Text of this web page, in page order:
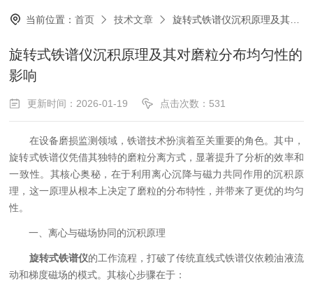
当前位置：首页 技术文章 旋转式铁谱仪沉积原理及其对磨粒分布均匀性的影响
旋转式铁谱仪沉积原理及其对磨粒分布均匀性的
影响
更新时间：2026-01-19 点击次数：531
在设备磨损监测领域，铁谱技术扮演着至关重要的角色。其中，
旋转式铁谱仪凭借其独特的磨粒分离方式，显著提升了分析的效率和
一致性。其核心奥秘，在于利用离心沉降与磁力共同作用的沉积原
理，这一原理从根本上决定了磨粒的分布特性，并带来了更优的均匀
性。
一、离心与磁场协同的沉积原理
旋转式铁谱仪的工作流程，打破了传统直线式铁谱仪依赖油液流
动和梯度磁场的模式。其核心步骤在于：